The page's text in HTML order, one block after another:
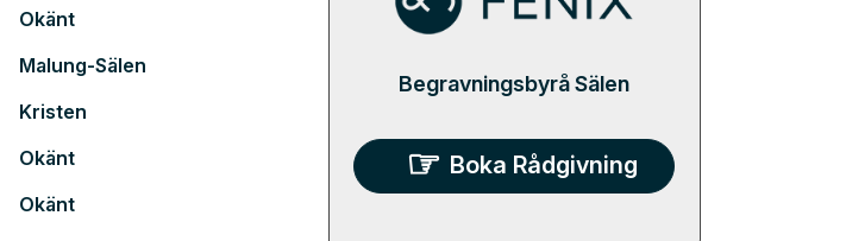
Okänt
Malung-Sälen
Kristen
Okänt
Okänt
Begravningsbyrå Sälen
Boka Rådgivning